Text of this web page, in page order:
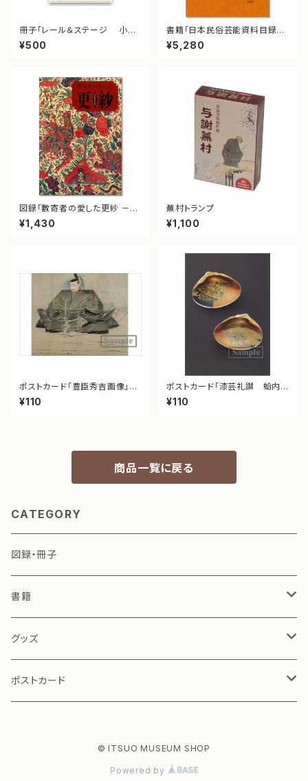
冊子「レール＆ステージ 小林
一三の贈り物」
¥500
書籍「日本民俗芸能資料目録」
(改訂版)
¥5,280
図録「數寄者の愛した更紗 －そ
の色とかたち－」
¥1,430
蕪村トランプ
¥1,100
ポストカード「豊臣秀吉画像」<
重文>
¥110
ポストカード「漆芸礼讃 蛤内
桜橘蒔絵香合」
¥110
商品一覧に戻る
CATEGORY
図録・冊子
書籍
小林一三 関連
演劇・役者絵 関連
グッズ
文具
ポストカード
© ITSUO MUSEUM SHOP
Powered by